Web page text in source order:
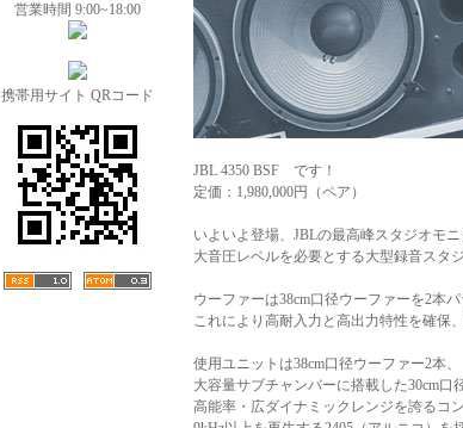
営業時間 9:00~18:00
携帯用サイト QRコード
JBL 4350 BSF です！
定価：1,980,000円（ペア）
いよいよ登場、JBLの最高峰スタジオモ
大音圧レベルを必要とする大型録音スタ
ウーファーは38cm口径ウーファーを2本
これにより高耐入力と高出力特性を確保
使用ユニットは38cm口径ウーファー2本、
大容量サブチャンバーに搭載した30cm口
高能率・広ダイナミックレンジを誇るコ